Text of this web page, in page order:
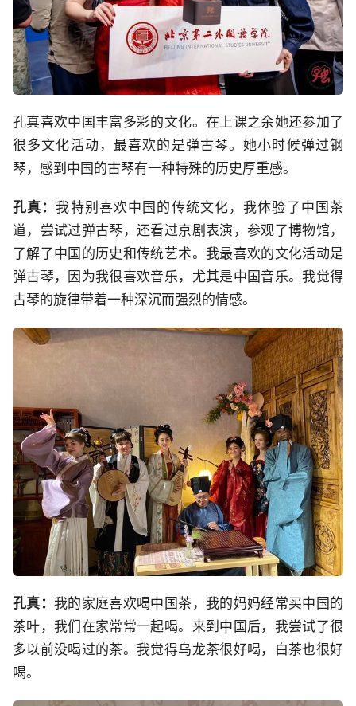
孔真喜欢中国丰富多彩的文化。在上课之余她还参加了
很多文化活动，最喜欢的是弹古琴。她小时候弹过钢
琴，感到中国的古琴有一种特殊的历史厚重感。
孔真：我特别喜欢中国的传统文化，我体验了中国茶
道，尝试过弹古琴，还看过京剧表演，参观了博物馆，
了解了中国的历史和传统艺术。我最喜欢的文化活动是
弹古琴，因为我很喜欢音乐，尤其是中国音乐。我觉得
古琴的旋律带着一种深沉而强烈的情感。
孔真：我的家庭喜欢喝中国茶，我的妈妈经常买中国的
茶叶，我们在家常常一起喝。来到中国后，我尝试了很
多以前没喝过的茶。我觉得乌龙茶很好喝，白茶也很好
喝。